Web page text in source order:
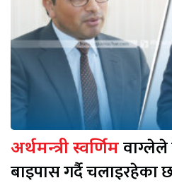
अर्थमन्त्री स्वर्णिमवाग्लेले
बाइपास गर्दै चलाइरहेका